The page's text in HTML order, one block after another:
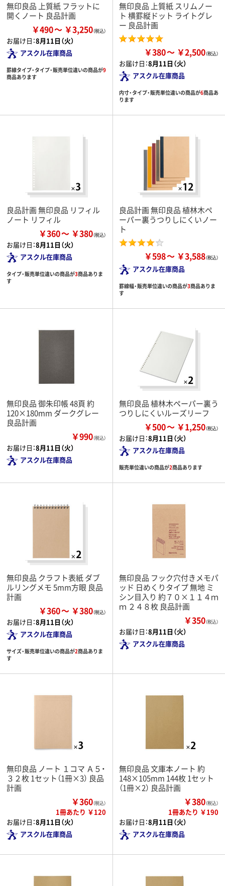
無印良品 上質紙 フラットに
開くノート 良品計画
￥490 ￥3,250
お届け日：8月11日（火）
アスクル在庫商品
罫線タイプ・タイプ・販売単位違いの商品が9
商品あります
無印良品 上質紙 スリムノー
ト 横罫縦ドット ライトグレ
ー 良品計画
￥380 ￥2,500
お届け日：8月11日（火）
アスクル在庫商品
内寸・タイプ・販売単位違いの商品が6商品あ
ります
良品計画 無印良品 リフィル
ノート リフィル
￥360 ￥380
お届け日：8月11日（火）
アスクル在庫商品
タイプ・販売単位違いの商品が3商品ありま
す
良品計画 無印良品 植林木ペ
ーパー裏うつりしにくいノー
ト
￥598 ￥3,588
アスクル在庫商品
罫線幅・販売単位違いの商品が3商品ありま
す
無印良品 御朱印帳 48頁 約
120×180mm ダークグレー
良品計画
￥990（税込）
お届け日：8月11日（火）
アスクル在庫商品
無印良品 植林木ペーパー裏う
つりしにくいルーズリーフ
￥500 ￥1,250
お届け日：8月11日（火）
アスクル在庫商品
販売単位違いの商品が2商品あります
無印良品 クラフト表紙 ダブ
ルリングメモ 5mm方眼 良品
計画
￥360 ￥380
お届け日：8月11日（火）
アスクル在庫商品
サイズ・販売単位違いの商品が2商品ありま
す
無印良品 フック穴付きメモパ
ッド 日めくりタイプ 無地 ミ
シン目入り 約７０×１１４ｍ
ｍ ２４８枚 良品計画
￥350（税込）
お届け日：8月11日（火）
アスクル在庫商品
無印良品 ノート １コマ Ａ５・
３２枚 1セット（1冊×3） 良品
計画
￥360（税込）
1冊あたり ￥120
お届け日：8月11日（火）
アスクル在庫商品
無印良品 文庫本ノート 約
148×105mm 144枚 1セット
（1冊×2） 良品計画
￥380（税込）
1冊あたり ￥190
お届け日：8月11日（火）
アスクル在庫商品